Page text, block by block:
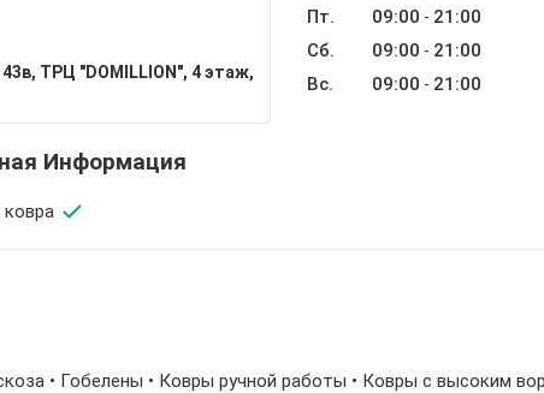
​ТРЦ "DOMILLION", 4 этаж,
Пт.
09:00 - 21:00
Сб.
09:00 - 21:00
Вс.
09:00 - 21:00
Информация
• Гобелены • Ковры ручной работы • Ковры с высоким